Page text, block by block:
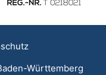
Württemberg